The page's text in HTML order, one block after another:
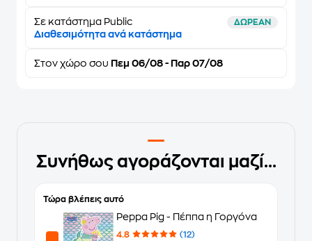
Σε κατάστημα Public ΔΩΡΕΑΝ
Διαθεσιμότητα ανά κατάστημα
Στον χώρο σου Πεμ 06/08 - Παρ 07/08
Συνήθως αγοράζονται μαζί...
Τώρα βλέπεις αυτό
Peppa Pig - Πέππα η Γοργόνα
4.8
(12)